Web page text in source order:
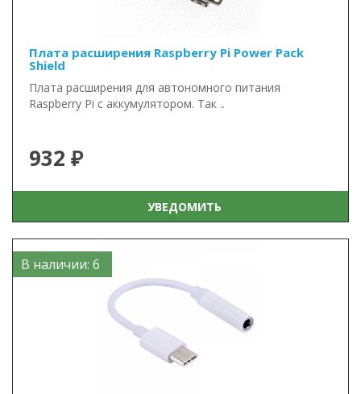
Плата расширения Raspberry Pi Power Pack
Shield
Плата расширения для автономного питания
Raspberry Pi с аккумулятором. Так ..
932 ₽
УВЕДОМИТЬ
В наличии: 6